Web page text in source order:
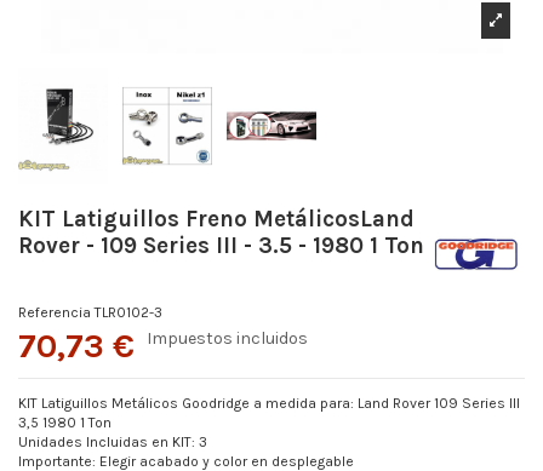
KIT Latiguillos Freno MetálicosLand
Rover - 109 Series III - 3.5 - 1980 1 Ton
Referencia TLR0102-3
70,73 € Impuestos incluidos
KIT Latiguillos Metálicos Goodridge a medida para: Land Rover 109 Series III
3,5 1980 1 Ton
Unidades Incluidas en KIT: 3
Importante: Elegir acabado y color en desplegable